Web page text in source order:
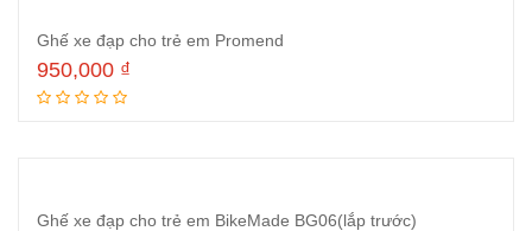
Ghế xe đạp cho trẻ em Promend
950,000 ₫
Ghế xe đạp cho trẻ em BikeMade BG06(lắp trước)